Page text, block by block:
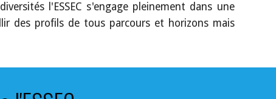
l'ESSEC s'engage pleinement dans une
des profils de tous parcours et horizons mais